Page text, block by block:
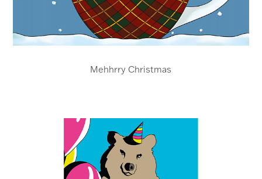
Mehhrry Christmas